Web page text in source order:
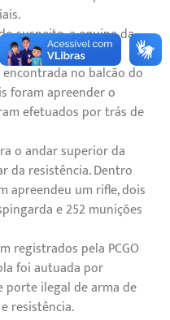
suspeito, a equipe da
dado por um
no balcão do
foram apreender o
efetuados por trás de
o andar superior da
da resistência. Dentro
apreendeu um rifle, dois
e 252 munições
registrados pela PCGO
foi autuada por
porte ilegal de arma de
resistência.